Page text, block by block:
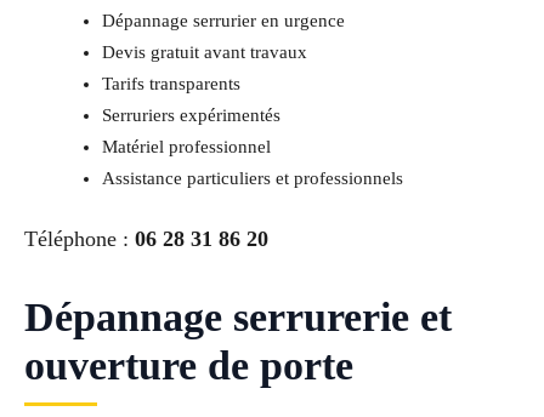
Dépannage serrurier en urgence
Devis gratuit avant travaux
Tarifs transparents
Serruriers expérimentés
Matériel professionnel
Assistance particuliers et professionnels
Téléphone : 06 28 31 86 20
Dépannage serrurerie et
ouverture de porte